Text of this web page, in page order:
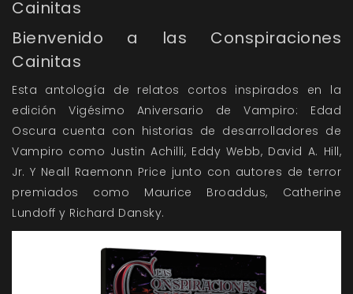
Cainitas
Bienvenido a las Conspiraciones
Cainitas
Esta antología de relatos cortos inspirados en la
edición Vigésimo Aniversario de Vampiro: Edad
Oscura cuenta con historias de desarrolladores de
Vampiro como Justin Achilli, Eddy Webb, David A. Hill,
Jr. Y Neall Raemonn Price junto con autores de terror
premiados como Maurice Broaddus, Catherine
Lundoff y Richard Dansky.